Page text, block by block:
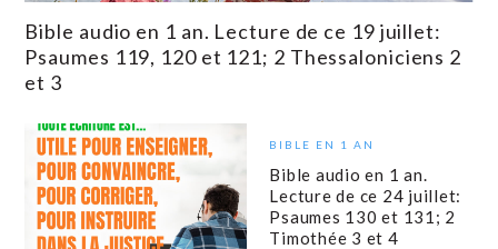
Bible audio en 1 an. Lecture de ce 19 juillet:
Psaumes 119, 120 et 121; 2 Thessaloniciens 2
et 3
BIBLE EN 1 AN
Bible audio en 1 an.
Lecture de ce 24 juillet:
Psaumes 130 et 131; 2
Timothée 3 et 4